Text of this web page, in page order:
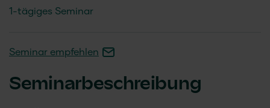
1-tägiges Seminar
Seminar empfehlen
Seminarbeschreibung